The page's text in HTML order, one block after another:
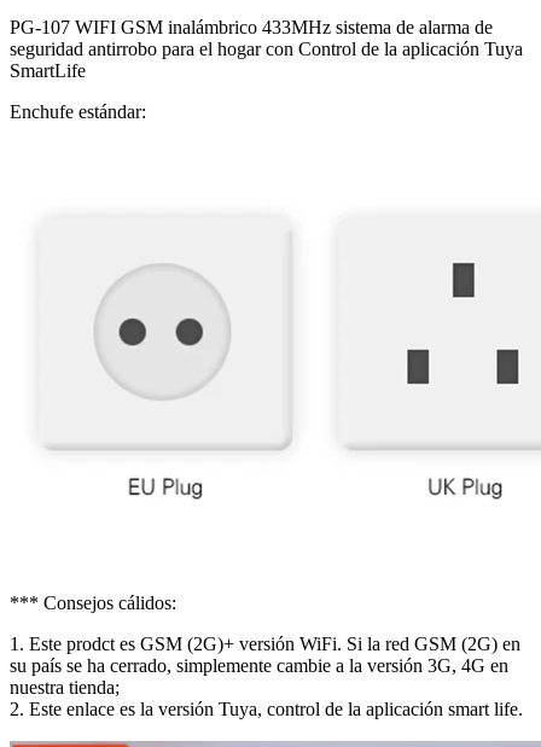
PG-107 WIFI GSM inalámbrico 433MHz sistema de alarma de
seguridad antirrobo para el hogar con Control de la aplicación Tuya
SmartLife
Enchufe estándar:
*** Consejos cálidos:
1. Este prodct es GSM (2G)+ versión WiFi. Si la red GSM (2G) en
su país se ha cerrado, simplemente cambie a la versión 3G, 4G en
nuestra tienda;
2. Este enlace es la versión Tuya, control de la aplicación smart life.